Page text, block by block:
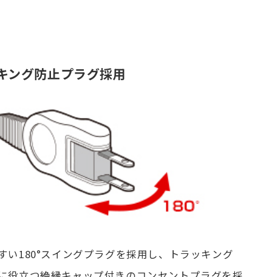
ング防止プラグ採用
い180°スイングプラグを採用し、トラッキング